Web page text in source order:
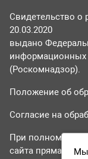
Свидетельство
20.03.2020
выдано
информационных
(Роскомнадзор).
Положение об
Согласие на
При полном или
сайта прямая
Мы